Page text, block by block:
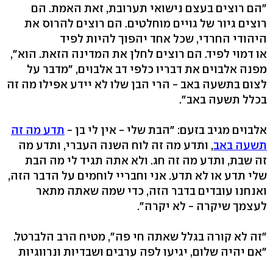
"הם רוצים בעצם נישואי תערובת, זאת האמת. הם
רוצים גיור של גויים מוחלטים. הם רוצים להרוס את
היהודי החרדי, שכל אחד יהפוך להיות לפיד
או דמוי לפיד. הם רוצים לחלן את המדינה הזאת. הוא",
מפנה אלבוים את דבריו כלפי דב אלבוים, "מדבר על
לצום בתשעה באב - הרי הבן שלו לא יידע אפילו מה זה
בכלל תשעה באב".
אלבוים מגיב בזעם: "הבת שלי - אין לי בן - תדע מה זה
תשעה באב, ותדע מה זה לוח השנה העברי, ותדע מה
זה שבת, ותדע מה זה חג. ולא אתה תגיד לי מה הבת
שלי תדע או לא תדע. אני וחבריי לוחמים על הדבר הזה,
ואנחנו עובדים בדבר הזה, כדי שמה שאתה מתאר
לעצמך שיקרה - לא יקרה".
"זה לא קורה בגלל שאתה חי פה", מטיח הרב הלברטל.
"אם יהיה שלום, יגיעו לפה ערבים ושבדיות ונרווגיות